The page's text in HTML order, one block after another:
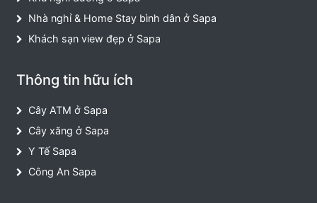
Nhà nghỉ & Home Stay bình dân ở Sapa
Khách sạn view đẹp ở Sapa
Thông tin hữu ích
Cây ATM ở Sapa
Cây xăng ở Sapa
Y Tế Sapa
Công An Sapa